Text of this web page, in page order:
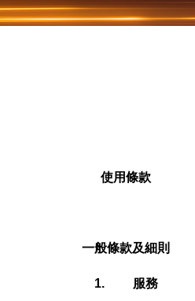
使用條款
一般條款及細則
1. 服務